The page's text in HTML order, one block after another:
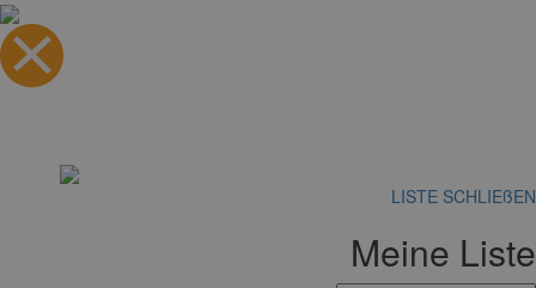
LISTE SCHLIEßEN
Meine Liste